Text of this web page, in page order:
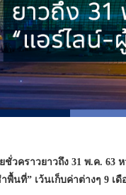
ชั่วคราวยาวถึง 31 พ.ค.
พื้นที่” เว้นเก็บค่าต่างๆ 9 เดื